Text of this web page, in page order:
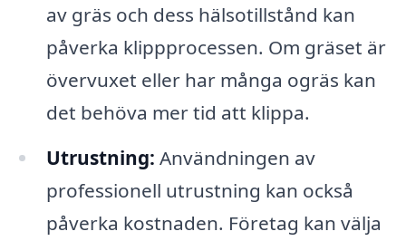
av gräs och dess hälsotillstånd kan
påverka klippprocessen. Om gräset är
övervuxet eller har många ogräs kan
det behöva mer tid att klippa.
Utrustning: Användningen av
professionell utrustning kan också
påverka kostnaden. Företag kan välja